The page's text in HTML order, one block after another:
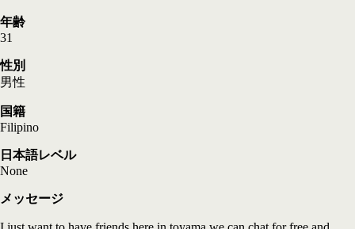
年齢
31
性別
男性
国籍
Filipino
日本語レベル
None
メッセージ